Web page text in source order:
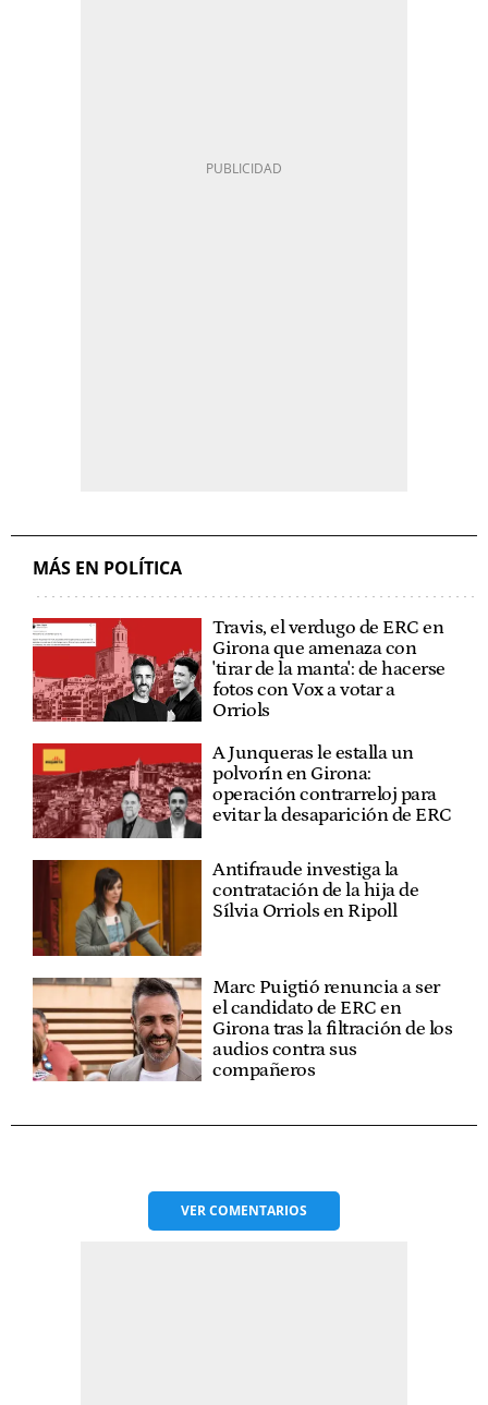
MÁS EN POLÍTICA
Travis, el verdugo de ERC en
Girona que amenaza con
'tirar de la manta': de hacerse
fotos con Vox a votar a
Orriols
A Junqueras le estalla un
polvorín en Girona:
operación contrarreloj para
evitar la desaparición de ERC
Antifraude investiga la
contratación de la hija de
Sílvia Orriols en Ripoll
Marc Puigtió renuncia a ser
el candidato de ERC en
Girona tras la filtración de los
audios contra sus
compañeros
VERCOMENTARIOS